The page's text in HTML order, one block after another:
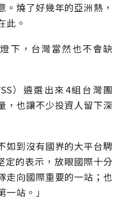
。燒了好幾年的亞洲熱，
此。
下，台灣當然也不會缺
）遴選出來4組台灣團
，也讓不少投資人留下深
如到沒有國界的大平台騁
定的表示，放眼國際十分
走向國際重要的一站；也
站。」